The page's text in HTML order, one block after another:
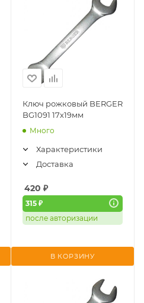
Ключ рожковый BERGER
BG1091 17х19мм
Много
Характеристики
Доставка
420 ₽
315 ₽
после авторизации
В КОРЗИНУ